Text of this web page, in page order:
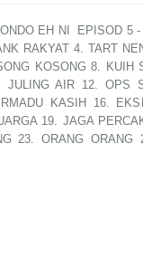
EH NI EPISOD 5
RAKYAT 4. TART
KOSONG 8.
JULING AIR 12. OPS
KASIH 16.
19. JAGA
23. ORANG